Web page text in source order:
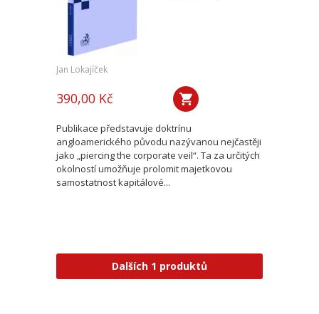
Jan Lokajíček
390,00 Kč
Publikace představuje doktrínu
angloamerického původu nazývanou nejčastěji
jako „piercing the corporate veil“. Ta za určitých
okolností umožňuje prolomit majetkovou
samostatnost kapitálové...
Dalších 1 produktů